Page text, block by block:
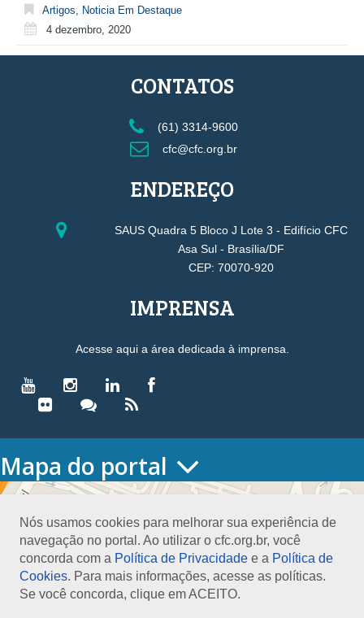
Artigos
Noticia Em Destaque
4 dezembro, 2020
Nós usamos cookies para melhorar sua experiência de
navegação no portal. Ao utilizar o cfc.org.br, você
concorda com a Política de Privacidade e a Política de
Cookies. Para mais informações, acesse as políticas.
Se você concorda, clique em ACEITO.
CONTATOS
(61) 3314-9600
cfc@cfc.org.br
ENDEREÇO
SAUS Quadra 5 Bloco J Lote 3 - Edifício CFC
Asa Sul - Brasília/DF
CEP: 70070-920
IMPRENSA
Acesse aqui a área dedicada à imprensa.
Mapa do portal
HOME
Conselho Diretor
Nossa Sede
Planejamento
Organograma
Medalha João Lyra